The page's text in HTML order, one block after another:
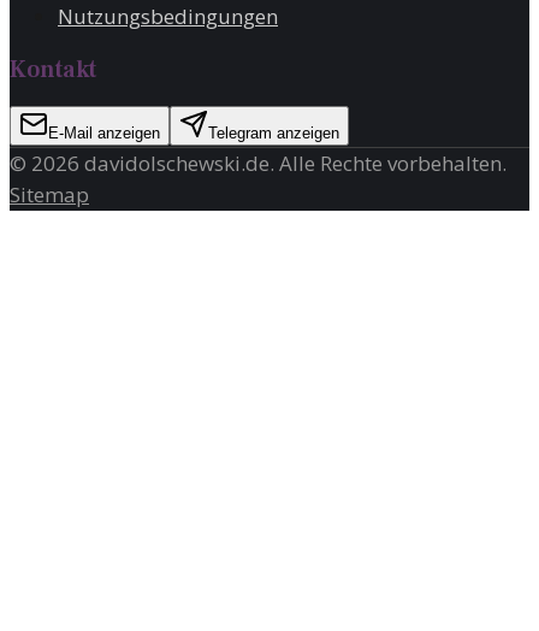
Nutzungsbedingungen
Kontakt
E-Mail anzeigen Telegram anzeigen
© 2026 davidolschewski.de. Alle Rechte vorbehalten.
Sitemap